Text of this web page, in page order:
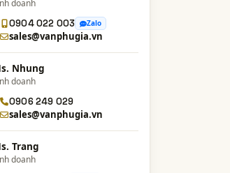
doanh
0904 022 003
Zalo
sales@vanphugia.vn
Nhung
doanh
0906 249 029
sales@vanphugia.vn
Trang
doanh